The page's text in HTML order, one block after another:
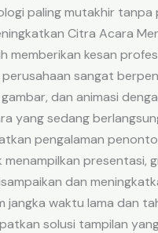
paling mutakhir
Citra Acara
memberikan kesan
sangat
dan animasi
yang sedang
pengalaman
presentasi,
dan
jangka waktu lama dan
solusi tampilan